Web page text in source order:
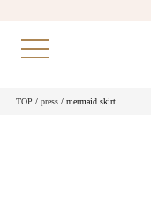
TOP / press/ mermaid skirt